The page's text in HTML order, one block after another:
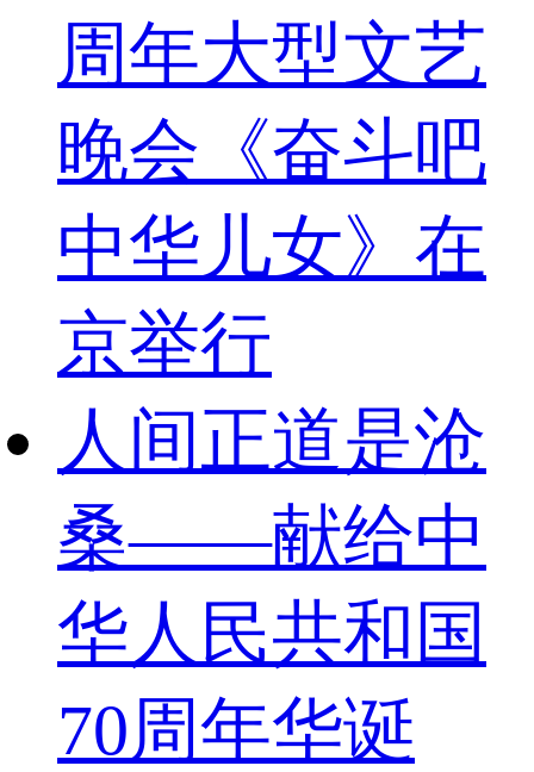
周年大型文艺
晚会《奋斗吧
中华儿女》在
京举行
人间正道是沧
桑——献给中
华人民共和国
70周年华诞